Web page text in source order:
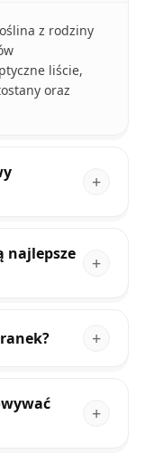
z rodziny
liście,
oraz
najlepsze